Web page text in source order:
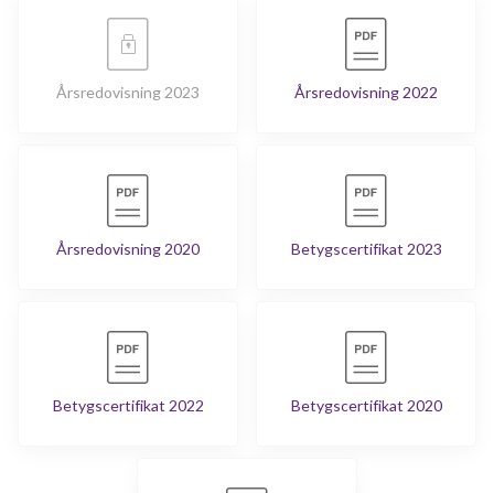
Årsredovisning 2023 Årsredovisning 2022
Årsredovisning 2020 Betygscertifikat 2023
Betygscertifikat 2022 Betygscertifikat 2020